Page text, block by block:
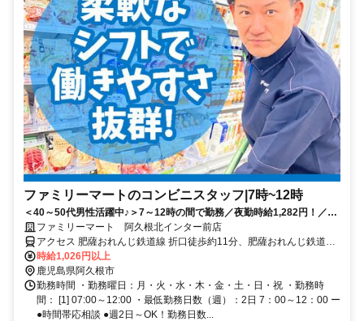
ファミリーマートのコンビニスタッフ|7時~12時
＜40～50代男性活躍中♪＞7～12時の間で勤務／夜勤時給1,282円！／未
経験OK！
ファミリーマート 阿久根北インター前店
アクセス 肥薩おれんじ鉄道線 折口徒歩約11分、肥薩おれんじ鉄道線
野田郷徒歩約57分、肥薩おれんじ鉄道線 阿久根徒歩約71分
時給1,026円以上
鹿児島県阿久根市
勤務時間 ・勤務曜日：月・火・水・木・金・土・日・祝 ・勤務時
間： [1] 07:00～12:00 ・最低勤務日数（週）：2日 7：00～12：00 ー
●時間帯応相談 ●週2日～OK！勤務日数...